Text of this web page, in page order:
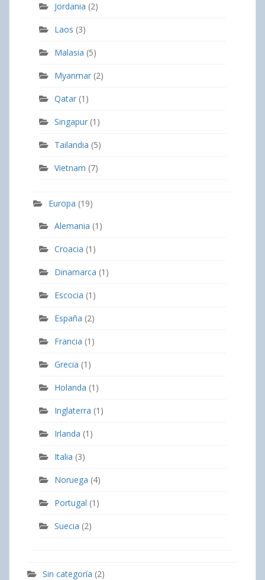
Jordania (2)
Laos (3)
Malasia (5)
Myanmar (2)
Qatar (1)
Singapur (1)
Tailandia (5)
Vietnam (7)
Europa (19)
Alemania (1)
Croacia (1)
Dinamarca (1)
Escocia (1)
España (2)
Francia (1)
Grecia (1)
Holanda (1)
Inglaterra (1)
Irlanda (1)
Italia (3)
Noruega (4)
Portugal (1)
Suecia (2)
Sin categoría (2)